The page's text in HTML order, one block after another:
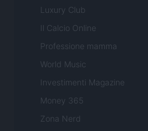
Luxury Club
Il Calcio Online
Professione mamma
World Music
Investimenti Magazine
Money 365
Zona Nerd